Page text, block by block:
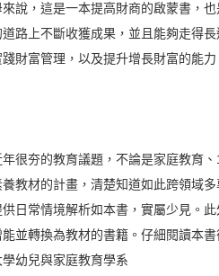
說，這是一本提高財商的啟蒙書，
路上不斷收獲成果，並且能夠走得
財富管理，以及提升增長財富的能力
年很夯的教育議題，不論是家庭教育
教材的計畫，清楚知道如此跨領域
日常情境解析如本書，實屬少見。
並轉換為教材的書籍。仔細閱讀本
幼兒與家庭教育學系